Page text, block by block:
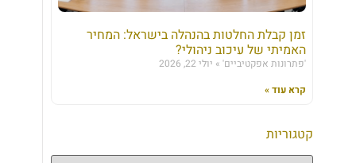
זמן קבלת החלטות בהנהלה בישראל: המחיר
האמיתי של עיכוב ניהולי?
'פתרונות אפקטיביים'
יולי 22, 2026
קרא עוד »
קטגוריות